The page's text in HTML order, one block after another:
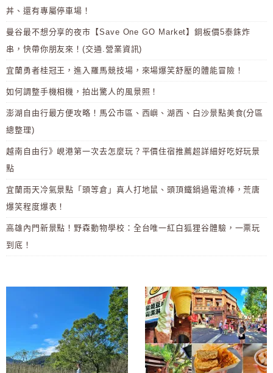
丼、還有專屬停車場！
曼谷最不想分享的夜市【Save One GO Market】銅板價5泰銖炸
串，快帶你朋友來！(交通.營業資訊)
宜蘭勇者桂冠王，進入羅馬競技場，來場爆笑舒壓的體能冒險！
如何調整手機相機，拍出驚人的風景照！
澎湖自由行最方便攻略！馬公市區、西嶼、湖西、白沙景點美食(分區
總整理)
越南自由行》峴港第一次去怎麼玩？平價住宿推薦超詳細好吃好玩景
點
宜蘭雨天冷氣景點「頭等倉」真人打地鼠、頭頂鐵鍋過電流棒，荒唐
爆笑程度爆表！
高雄內門新景點！野森動物學校：全台唯一紅白狐狸谷體驗，一票玩
到底！